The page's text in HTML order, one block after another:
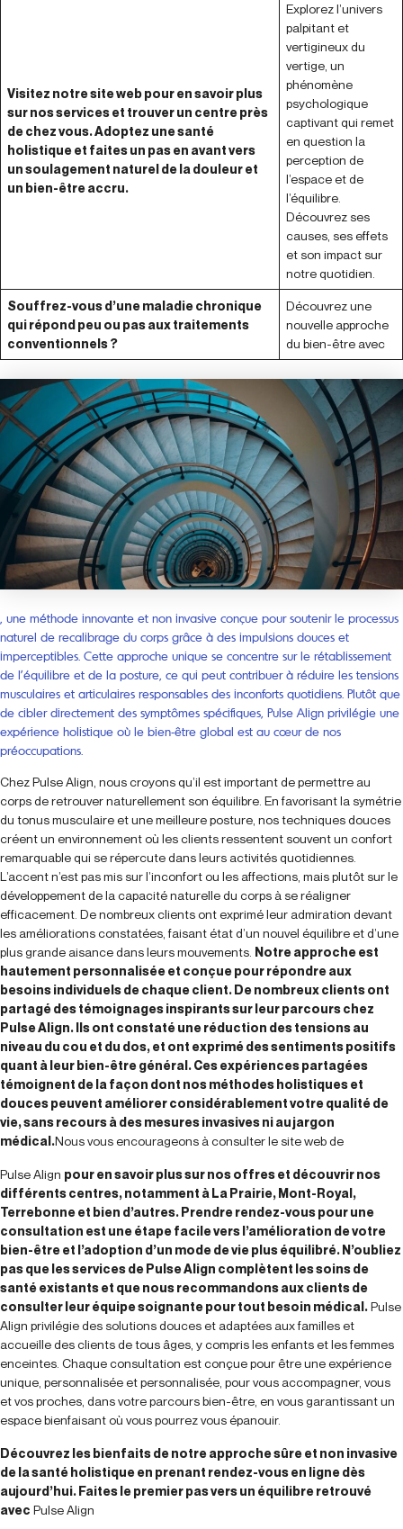
Visitez notre site web pour en savoir plus
sur nos services et trouver un centre près
de chez vous. Adoptez une santé
holistique et faites un pas en avant vers
un soulagement naturel de la douleur et
un bien-être accru.
Explorez l’univers
palpitant et
vertigineux du
vertige, un
phénomène
psychologique
captivant qui remet
en question la
perception de
l’espace et de
l’équilibre.
Découvrez ses
causes, ses effets
et son impact sur
notre quotidien.
Souffrez-vous d’une maladie chronique
qui répond peu ou pas aux traitements
conventionnels ?
Découvrez une
nouvelle approche
du bien-être avec
, une méthode innovante et non invasive conçue pour soutenir le processus
naturel de recalibrage du corps grâce à des impulsions douces et
imperceptibles. Cette approche unique se concentre sur le rétablissement
de l’équilibre et de la posture, ce qui peut contribuer à réduire les tensions
musculaires et articulaires responsables des inconforts quotidiens. Plutôt que
de cibler directement des symptômes spécifiques, Pulse Align privilégie une
expérience holistique où le bien-être global est au cœur de nos
préoccupations.
Chez Pulse Align, nous croyons qu’il est important de permettre au
corps de retrouver naturellement son équilibre. En favorisant la symétrie
du tonus musculaire et une meilleure posture, nos techniques douces
créent un environnement où les clients ressentent souvent un confort
remarquable qui se répercute dans leurs activités quotidiennes.
L’accent n’est pas mis sur l’inconfort ou les affections, mais plutôt sur le
développement de la capacité naturelle du corps à se réaligner
efficacement. De nombreux clients ont exprimé leur admiration devant
les améliorations constatées, faisant état d’un nouvel équilibre et d’une
plus grande aisance dans leurs mouvements. Notre approche est
hautement personnalisée et conçue pour répondre aux
besoins individuels de chaque client. De nombreux clients ont
partagé des témoignages inspirants sur leur parcours chez
Pulse Align. Ils ont constaté une réduction des tensions au
niveau du cou et du dos, et ont exprimé des sentiments positifs
quant à leur bien-être général. Ces expériences partagées
témoignent de la façon dont nos méthodes holistiques et
douces peuvent améliorer considérablement votre qualité de
vie, sans recours à des mesures invasives ni au jargon
médical.Nous vous encourageons à consulter le site web de
Pulse Align pour en savoir plus sur nos offres et découvrir nos
différents centres, notamment à La Prairie, Mont-Royal,
Terrebonne et bien d’autres. Prendre rendez-vous pour une
consultation est une étape facile vers l’amélioration de votre
bien-être et l’adoption d’un mode de vie plus équilibré. N’oubliez
pas que les services de Pulse Align complètent les soins de
santé existants et que nous recommandons aux clients de
consulter leur équipe soignante pour tout besoin médical.Pulse
Align privilégie des solutions douces et adaptées aux familles et
accueille des clients de tous âges, y compris les enfants et les femmes
enceintes. Chaque consultation est conçue pour être une expérience
unique, personnalisée et personnalisée, pour vous accompagner, vous
et vos proches, dans votre parcours bien-être, en vous garantissant un
espace bienfaisant où vous pourrez vous épanouir.
Découvrez les bienfaits de notre approche sûre et non invasive
de la santé holistique en prenant rendez-vous en ligne dès
aujourd’hui. Faites le premier pas vers un équilibre retrouvé
avec Pulse Align